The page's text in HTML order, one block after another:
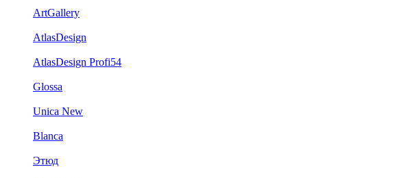
ArtGallery
AtlasDesign
AtlasDesign Profi54
Glossa
Unica New
Blanca
Этюд